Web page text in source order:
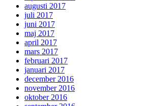
augusti 2017
juli 2017
juni 2017
maj 2017
april 2017
mars 2017
februari 2017
januari 2017
december 2016
november 2016
oktober 2016